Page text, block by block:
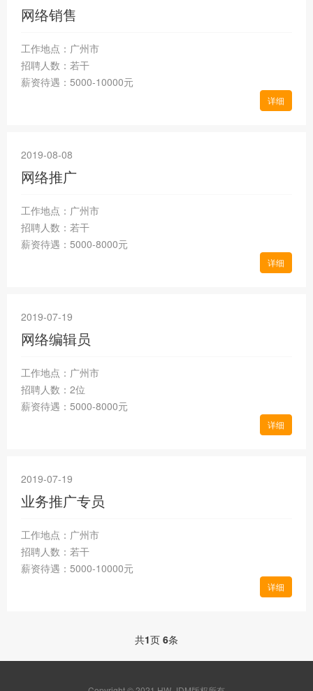
网络销售
工作地点：广州市
招聘人数：若干
薪资待遇：5000-10000元
详细
2019-08-08
网络推广
工作地点：广州市
招聘人数：若干
薪资待遇：5000-8000元
详细
2019-07-19
网络编辑员
工作地点：广州市
招聘人数：2位
薪资待遇：5000-8000元
详细
2019-07-19
业务推广专员
工作地点：广州市
招聘人数：若干
薪资待遇：5000-10000元
详细
共1页 6条